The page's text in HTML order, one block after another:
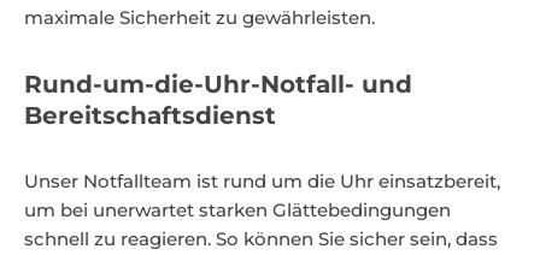
maximale Sicherheit zu gewährleisten.
Rund-um-die-Uhr-Notfall- und
Bereitschaftsdienst
Unser Notfallteam ist rund um die Uhr einsatzbereit,
um bei unerwartet starken Glättebedingungen
schnell zu reagieren. So können Sie sicher sein, dass